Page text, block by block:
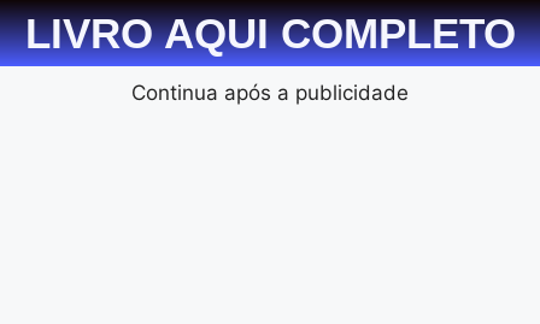
LIVRO AQUI COMPLETO
Continua após a publicidade